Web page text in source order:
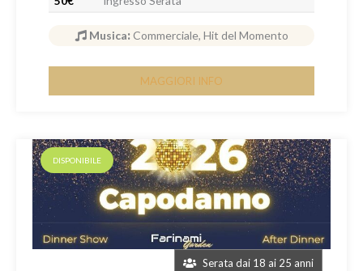
Musica: Commerciale, Hit del Momento
MAGGIORI INFO
Serata dai 18 ai 25 anni
DISPONIBILE